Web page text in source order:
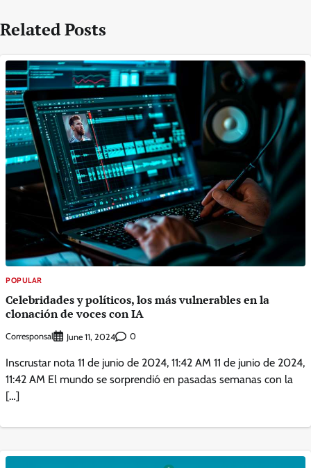
Related Posts
POPULAR
Celebridades y políticos, los más vulnerables en la
clonación de voces con IA
Corresponsal June 11, 2024 0
Inscrustar nota 11 de junio de 2024, 11:42 AM 11 de junio de 2024,
11:42 AM El mundo se sorprendió en pasadas semanas con la
[…]